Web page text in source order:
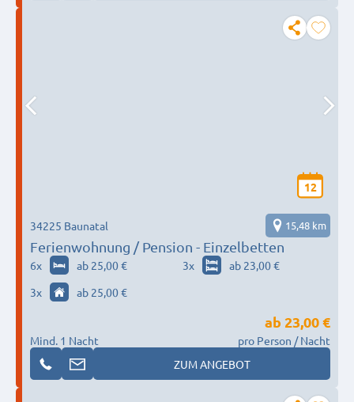
12
Ferienwohnung / Pension - Einzelbetten
34225 Baunatal 15,48 km
6x ab 25,00 € 3x
ab 23,00 €
3x ab 25,00 €
Mind. 1 Nacht
ab 23,00 €
pro Person / Nacht
ZUM ANGEBOT